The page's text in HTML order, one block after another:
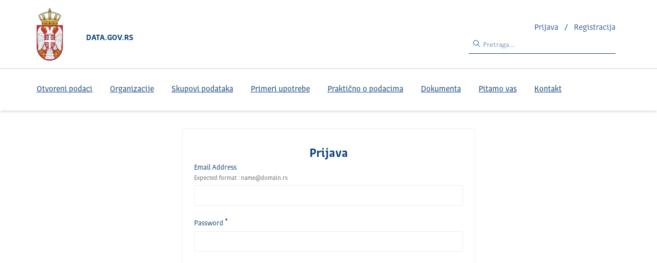
DATA.GOV.RS
Prijava / Registracija
Otvoreni podaci Organizacije Skupovi podataka Primeri upotrebe Praktično o podacima Dokumenta Pitamo vas Kontakt
Prijava
Email Address
Expected format : name@domain.rs
Password